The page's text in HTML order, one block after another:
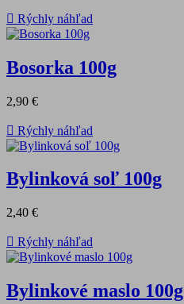
 Rýchly náhľad
Bosorka 100g
2,90 €
 Rýchly náhľad
Bylinková soľ 100g
2,40 €
 Rýchly náhľad
Bylinkové maslo 100g